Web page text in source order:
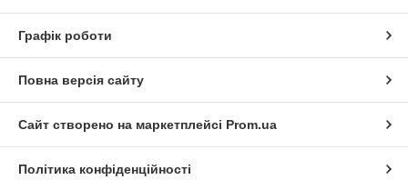
Графік роботи
Повна версія сайту
Сайт створено на маркетплейсі Prom.ua
Політика конфіденційності